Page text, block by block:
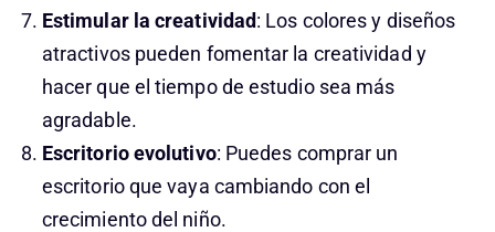
Estimular la creatividad: Los colores y diseños
atractivos pueden fomentar la creatividad y
hacer que el tiempo de estudio sea más
agradable.
Escritorio evolutivo: Puedes comprar un
escritorio que vaya cambiando con el
crecimiento del niño.